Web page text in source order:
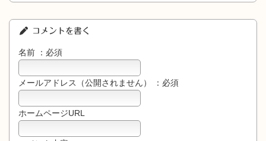
コメントを書く
名前 ：必須
メールアドレス（公開されません） ：必須
ホームページURL